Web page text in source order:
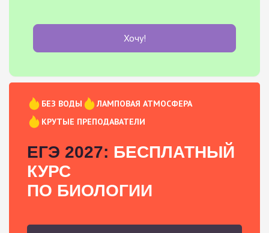
Хочу!
БЕЗ ВОДЫ
ЛАМПОВАЯ АТМОСФЕРА
КРУТЫЕ ПРЕПОДАВАТЕЛИ
ЕГЭ 2027: БЕСПЛАТНЫЙ
КУРС
ПО БИОЛОГИИ